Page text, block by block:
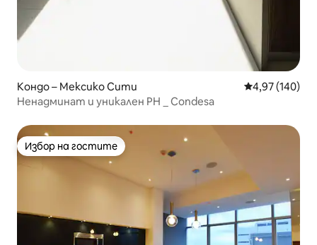
Кондо – Мексико Сити Средна
4,97 (140)
Ненадминат и уникален PH _ Condesa
Избор на гостите
Избор на гостите